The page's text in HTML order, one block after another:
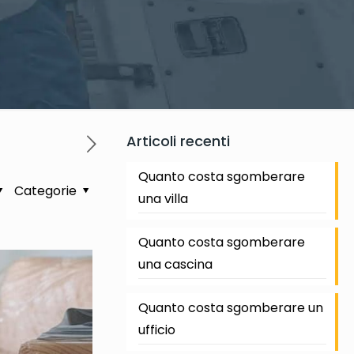
Categorie
Articoli recenti
Quanto costa sgomberare
una villa
Quanto costa sgomberare
una cascina
Quanto costa sgomberare un
ufficio